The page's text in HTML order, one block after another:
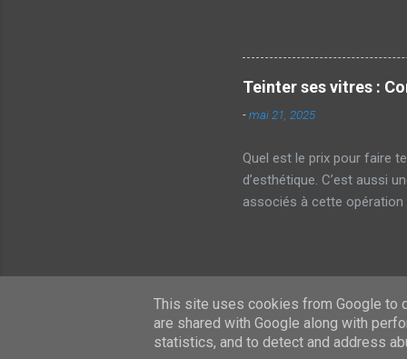
résistant, peut perdre de
Usure quotidienne Cela
essentielles de la
craquelé, décoloré ou
Teinter ses vitres :
-mai 21, 2025
Quel est le prix pour faire
d’esthétique. C’est aussi
associés à cette opération
pour le teintage de vitres
vitres teintées Avant de
This site uses cookies from Google to
are shared with Google along with
statistics, and to detect and address